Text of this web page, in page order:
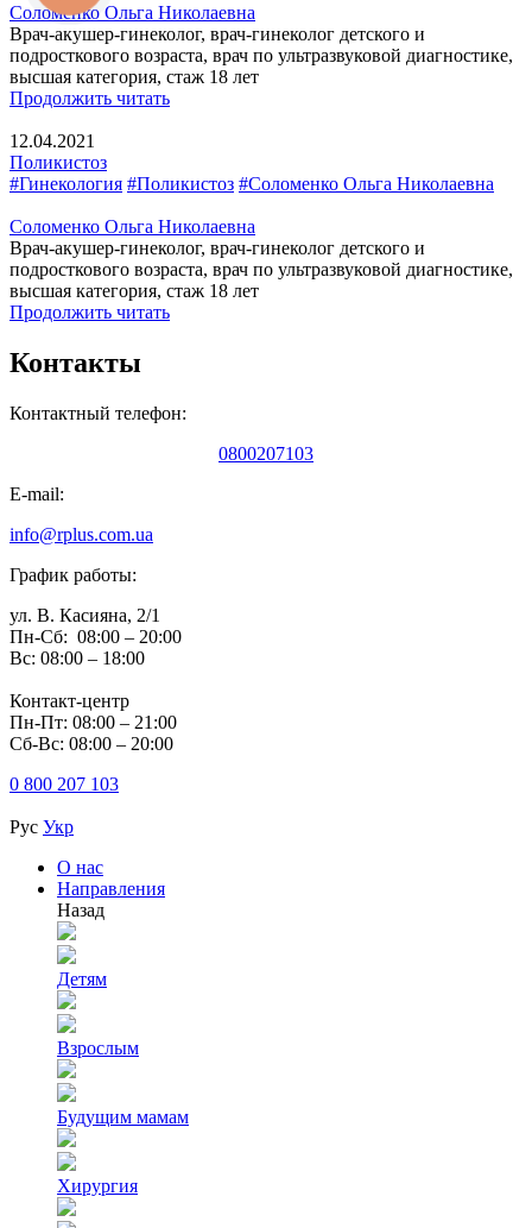
Соломенко Ольга Николаевна
Врач-акушер-гинеколог, врач-гинеколог детского и
подросткового возраста, врач по ультразвуковой диагностике,
высшая категория, стаж 18 лет
Продолжить читать
12.04.2021
Поликистоз
#Гинекология #Поликистоз #Соломенко Ольга Николаевна
Соломенко Ольга Николаевна
Врач-акушер-гинеколог, врач-гинеколог детского и
подросткового возраста, врач по ультразвуковой диагностике,
высшая категория, стаж 18 лет
Продолжить читать
Контакты
Контактный телефон:
0800207103
E-mail:
info@rplus.com.ua
График работы:
ул. В. Касияна, 2/1
Пн-Сб: 08:00 – 20:00
Вс: 08:00 – 18:00
Контакт-центр
Пн-Пт: 08:00 – 21:00
Сб-Вс: 08:00 – 20:00
0 800 207 103
Рус Укр
О нас
Направления
Назад
Детям
Взрослым
Будущим мамам
Хирургия